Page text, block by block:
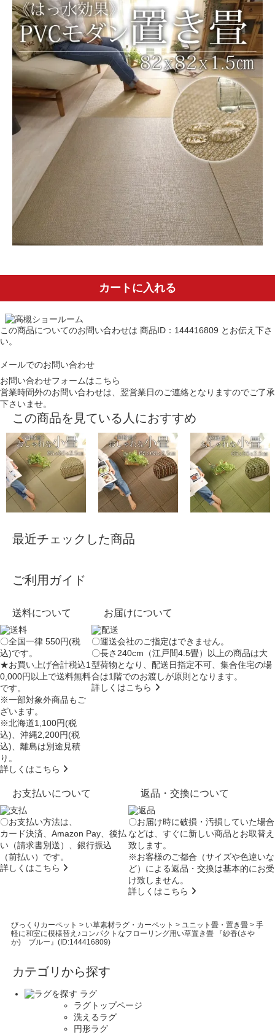
カートに入れる
この商品についてのお問い合わせは 商品ID：144416809 とお伝え下さ
い。
メールでのお問い合わせ
お問い合わせフォームはこちら
営業時間外のお問い合わせは、翌営業日のご連絡となりますのでご了承
下さいませ。
この商品を見ている人におすすめ
最近チェックした商品
ご利用ガイド
送料について
〇全国一律 550円(税
込)です。
★お買い上げ合計税込1
0,000円以上で送料無料
です。
※一部対象外商品もご
ざいます。
※北海道1,100円(税
込)、沖縄2,200円(税
込)、離島は別途見積
り。
詳しくはこちら
お届けについて
〇運送会社のご指定はできません。
〇長さ240cm（江戸間4.5畳）以上の商品は大
型荷物となり、配送日指定不可、集合住宅の場
合は1階でのお渡しが原則となります。
詳しくはこちら
お支払いについて
〇お支払い方法は、
カード決済、Amazon Pay、後払
い（請求書別送）、銀行振込
（前払い）です。
詳しくはこちら
返品・交換について
〇お届け時に破損・汚損していた場合
などは、すぐに新しい商品とお取替え
致します。
※お客様のご都合（サイズや色違いな
ど）による返品・交換は基本的にお受
け致しません。
詳しくはこちら
びっくりカーペット > い草素材ラグ・カーペット > ユニット畳・置き畳> 手
軽に和室に模様替え♪コンパクトなフローリング用い草置き畳 『紗香(さや
か) ブルー』(ID:144416809)
カテゴリから探す
ラグ
ラグトップページ
洗えるラグ
円形ラグ